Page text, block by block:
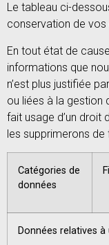
Le tableau ci-
conservation de vos
En tout état de
informations que
n’est plus justifiée
ou liées à la gestion
fait usage d’un droit
les supprimerons de
Catégories de
données
Données relatives